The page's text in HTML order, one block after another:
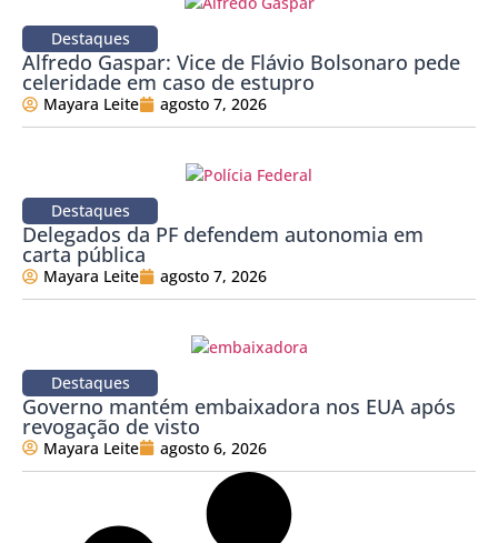
Destaques
Alfredo Gaspar: Vice de Flávio Bolsonaro pede
celeridade em caso de estupro
Mayara Leite agosto 7, 2026
Destaques
Delegados da PF defendem autonomia em
carta pública
Mayara Leite agosto 7, 2026
Destaques
Governo mantém embaixadora nos EUA após
revogação de visto
Mayara Leite agosto 6, 2026